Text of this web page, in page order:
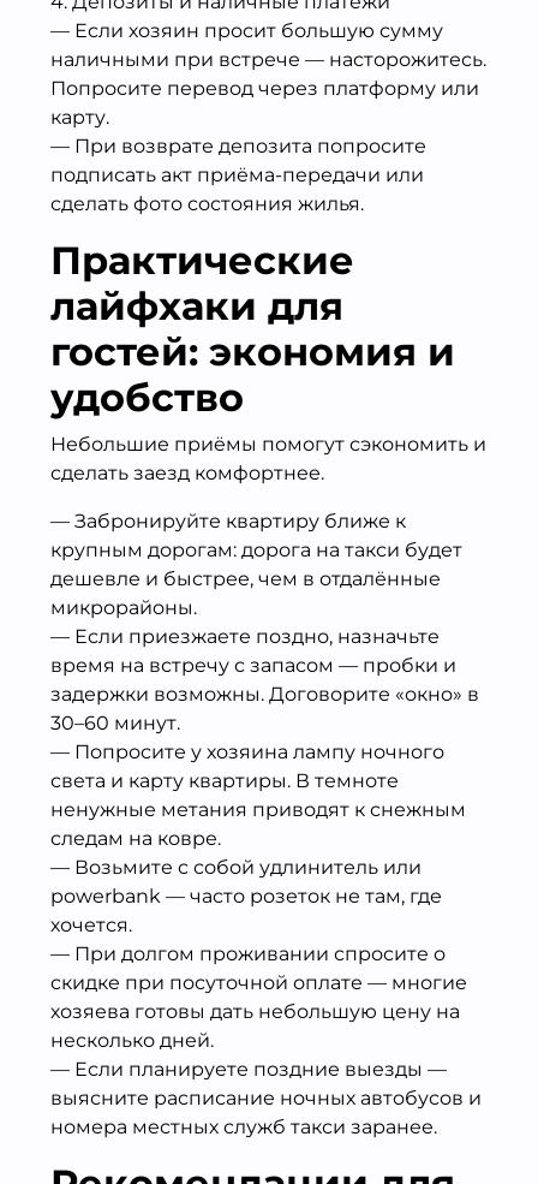
— Если хозяин просит большую сумму
наличными при встрече — насторожитесь.
Попросите перевод через платформу или
карту.
— При возврате депозита попросите
подписать акт приёма-передачи или
сделать фото состояния жилья.
Практические
лайфхаки для
гостей: экономия и
удобство
Небольшие приёмы помогут сэкономить и
сделать заезд комфортнее.
— Забронируйте квартиру ближе к
крупным дорогам: дорога на такси будет
дешевле и быстрее, чем в отдалённые
микрорайоны.
— Если приезжаете поздно, назначьте
время на встречу с запасом — пробки и
задержки возможны. Договорите «окно» в
30–60 минут.
— Попросите у хозяина лампу ночного
света и карту квартиры. В темноте
ненужные метания приводят к снежным
следам на ковре.
— Возьмите с собой удлинитель или
powerbank — часто розеток не там, где
хочется.
— При долгом проживании спросите о
скидке при посуточной оплате — многие
хозяева готовы дать небольшую цену на
несколько дней.
— Если планируете поздние выезды —
выясните расписание ночных автобусов и
номера местных служб такси заранее.